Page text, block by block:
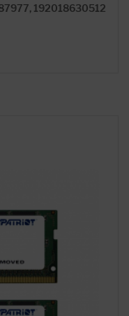
192018630512